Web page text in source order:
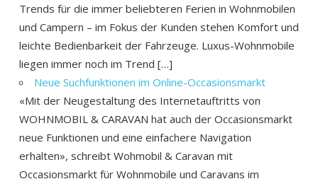
Trends für die immer beliebteren Ferien in Wohnmobilen
und Campern – im Fokus der Kunden stehen Komfort und
leichte Bedienbarkeit der Fahrzeuge. Luxus-Wohnmobile
liegen immer noch im Trend […]
Neue Suchfunktionen im Online-Occasionsmarkt
«Mit der Neugestaltung des Internetauftritts von
WOHNMOBIL & CARAVAN hat auch der Occasionsmarkt
neue Funktionen und eine einfachere Navigation
erhalten», schreibt Wohmobil & Caravan mit
Occasionsmarkt für Wohnmobile und Caravans im